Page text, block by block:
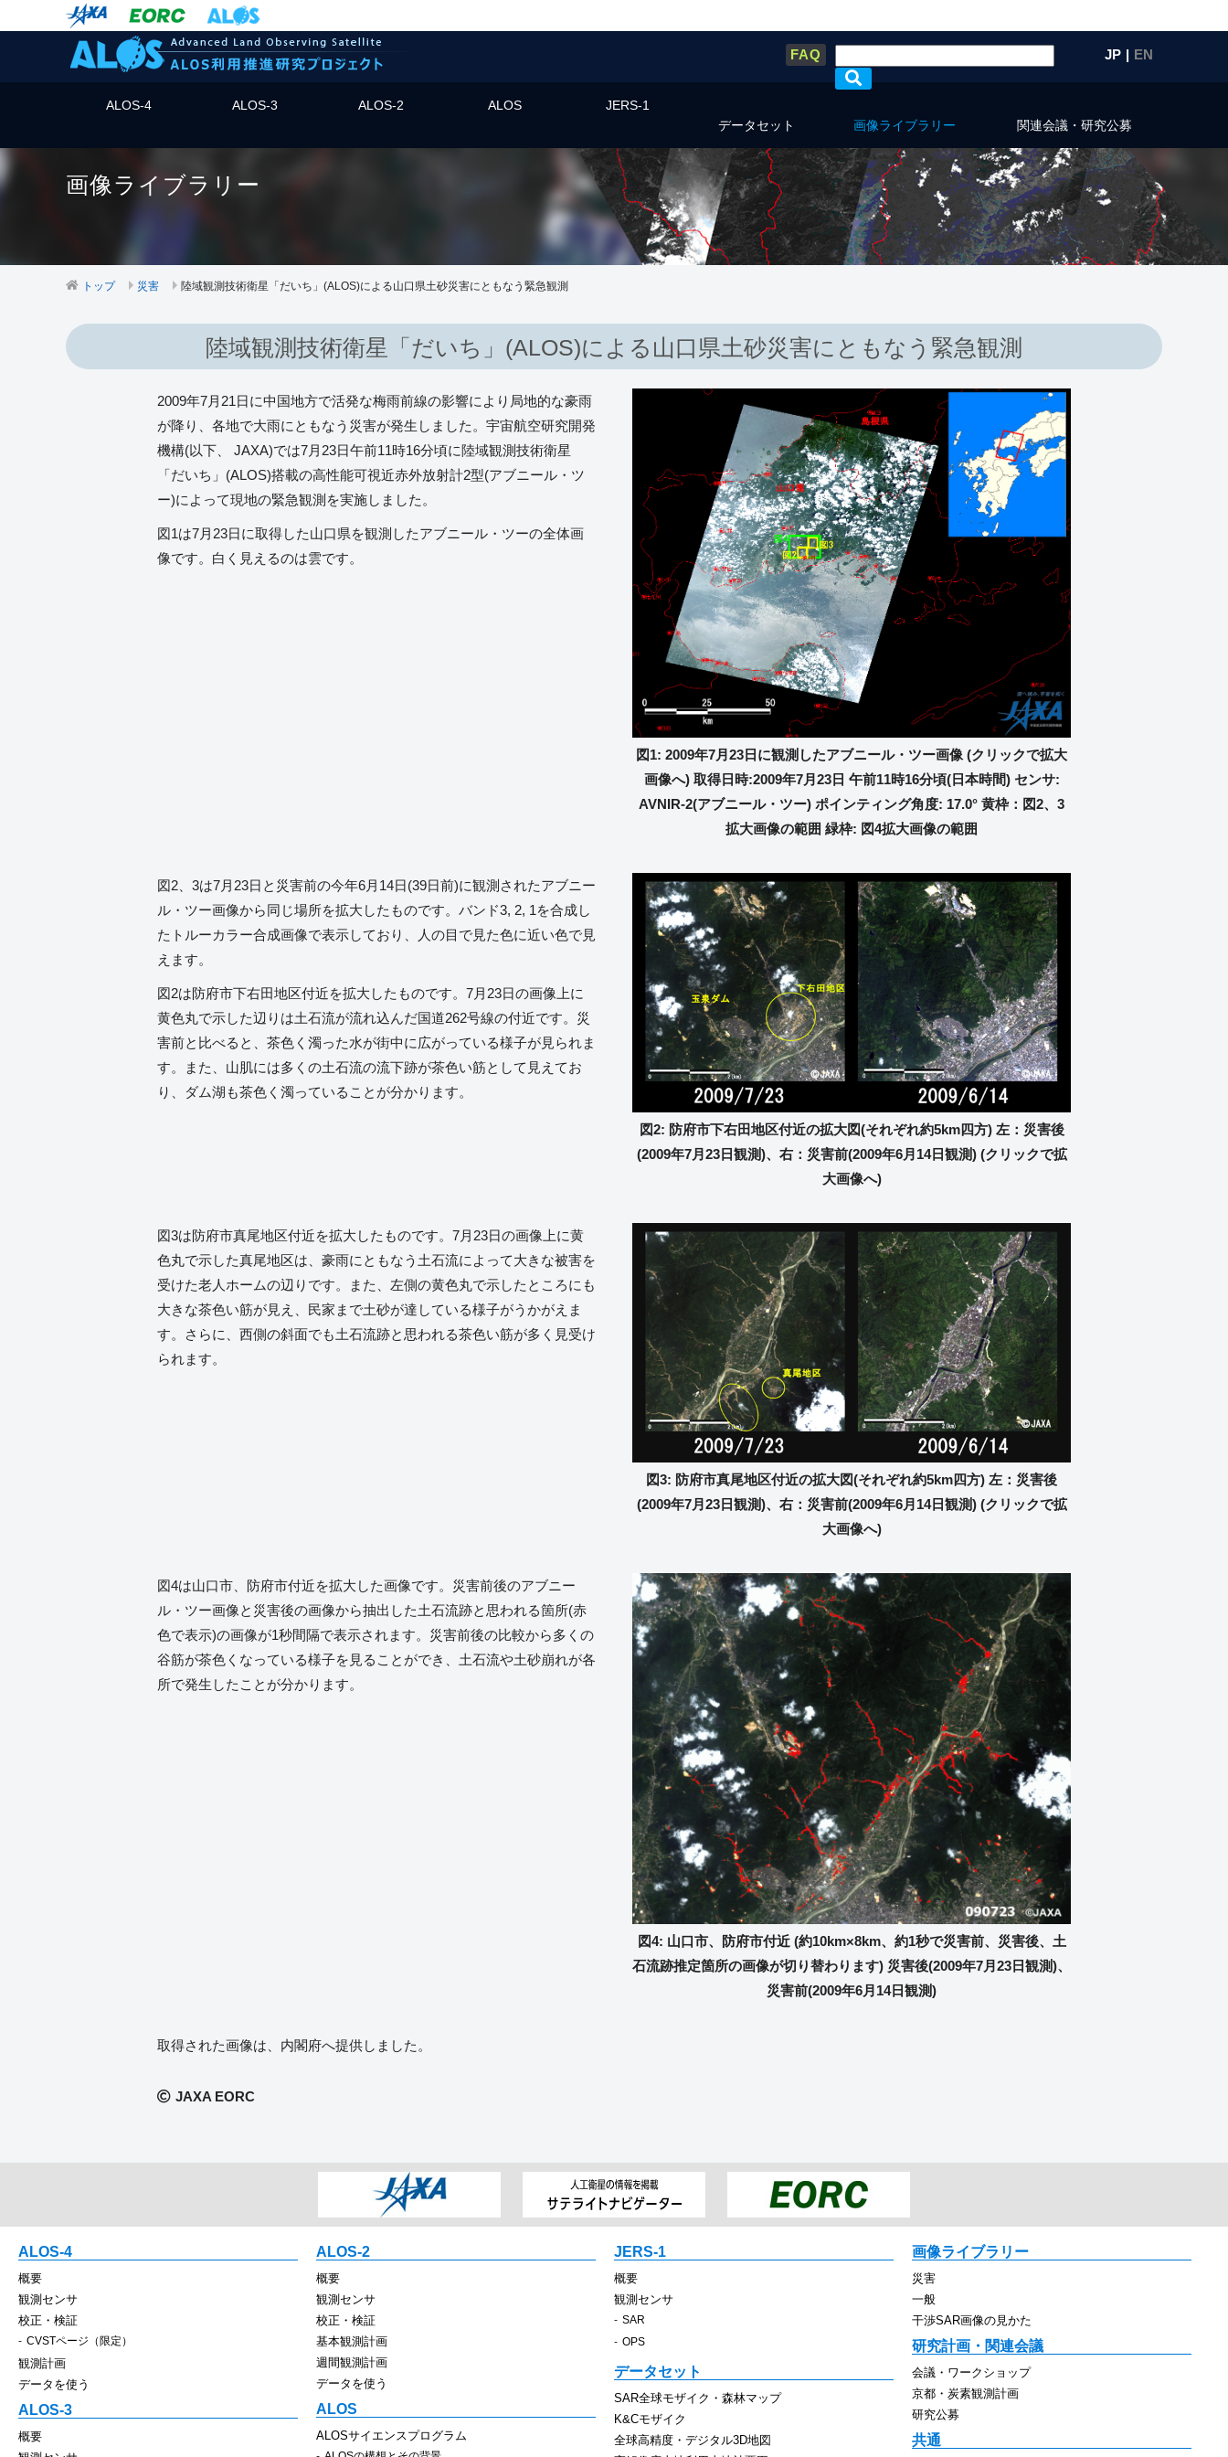
JP | EN
FAQ
ALOS-4 ALOS-3 ALOS-2 ALOS
JERS-1
データセット
画像ライブラリー 関連会議・研究公募
画像ライブラリー
トップ 災害 陸域観測技術衛星「だいち」(ALOS)による山口県土砂災害にともなう緊急観測
陸域観測技術衛星「だいち」(ALOS)による山口県土砂災害にともなう緊急観測
2009年7月21日に中国地方で活発な梅雨前線の影響により局地的な豪雨
が降り、各地で大雨にともなう災害が発生しました。宇宙航空研究開発
機構(以下、 JAXA)では7月23日午前11時16分頃に陸域観測技術衛星
「だいち」(ALOS)搭載の高性能可視近赤外放射計2型(アブニール・ツ
ー)によって現地の緊急観測を実施しました。
図1は7月23日に取得した山口県を観測したアブニール・ツーの全体画
像です。白く見えるのは雲です。
図1: 2009年7月23日に観測したアブニール・ツー画像 (クリックで拡大
画像へ) 取得日時:2009年7月23日 午前11時16分頃(日本時間) センサ:
AVNIR-2(アブニール・ツー) ポインティング角度: 17.0° 黄枠：図2、3
拡大画像の範囲 緑枠: 図4拡大画像の範囲
図2、3は7月23日と災害前の今年6月14日(39日前)に観測されたアブニー
ル・ツー画像から同じ場所を拡大したものです。バンド3, 2, 1を合成し
たトルーカラー合成画像で表示しており、人の目で見た色に近い色で見
えます。
図2は防府市下右田地区付近を拡大したものです。7月23日の画像上に
黄色丸で示した辺りは土石流が流れ込んだ国道262号線の付近です。災
害前と比べると、茶色く濁った水が街中に広がっている様子が見られま
す。また、山肌には多くの土石流の流下跡が茶色い筋として見えてお
り、ダム湖も茶色く濁っていることが分かります。
図2: 防府市下右田地区付近の拡大図(それぞれ約5km四方) 左：災害後
(2009年7月23日観測)、右：災害前(2009年6月14日観測) (クリックで拡
大画像へ)
図3は防府市真尾地区付近を拡大したものです。7月23日の画像上に黄
色丸で示した真尾地区は、豪雨にともなう土石流によって大きな被害を
受けた老人ホームの辺りです。また、左側の黄色丸で示したところにも
大きな茶色い筋が見え、民家まで土砂が達している様子がうかがえま
す。さらに、西側の斜面でも土石流跡と思われる茶色い筋が多く見受け
られます。
図3: 防府市真尾地区付近の拡大図(それぞれ約5km四方) 左：災害後
(2009年7月23日観測)、右：災害前(2009年6月14日観測) (クリックで拡
大画像へ)
図4は山口市、防府市付近を拡大した画像です。災害前後のアブニー
ル・ツー画像と災害後の画像から抽出した土石流跡と思われる箇所(赤
色で表示)の画像が1秒間隔で表示されます。災害前後の比較から多くの
谷筋が茶色くなっている様子を見ることができ、土石流や土砂崩れが各
所で発生したことが分かります。
図4: 山口市、防府市付近 (約10km×8km、約1秒で災害前、災害後、土
石流跡推定箇所の画像が切り替わります) 災害後(2009年7月23日観測)、
災害前(2009年6月14日観測)
取得された画像は、内閣府へ提供しました。
JAXA EORC
ALOS-4
概要
観測センサ
校正・検証
CVSTページ（限定）
観測計画
データを使う
ALOS-3
概要
ALOS-2
概要
観測センサ
校正・検証
基本観測計画
週間観測計画
データを使う
ALOS
ALOSサイエンスプログラム
JERS-1
概要
観測センサ
SAR
OPS
データセット
SAR全球モザイク・森林マップ
K&Cモザイク
全球高精度・デジタル3D地図
画像ライブラリー
災害
一般
干渉SAR画像の見かた
研究計画・関連会議
会議・ワークショップ
京都・炭素観測計画
研究公募
共通